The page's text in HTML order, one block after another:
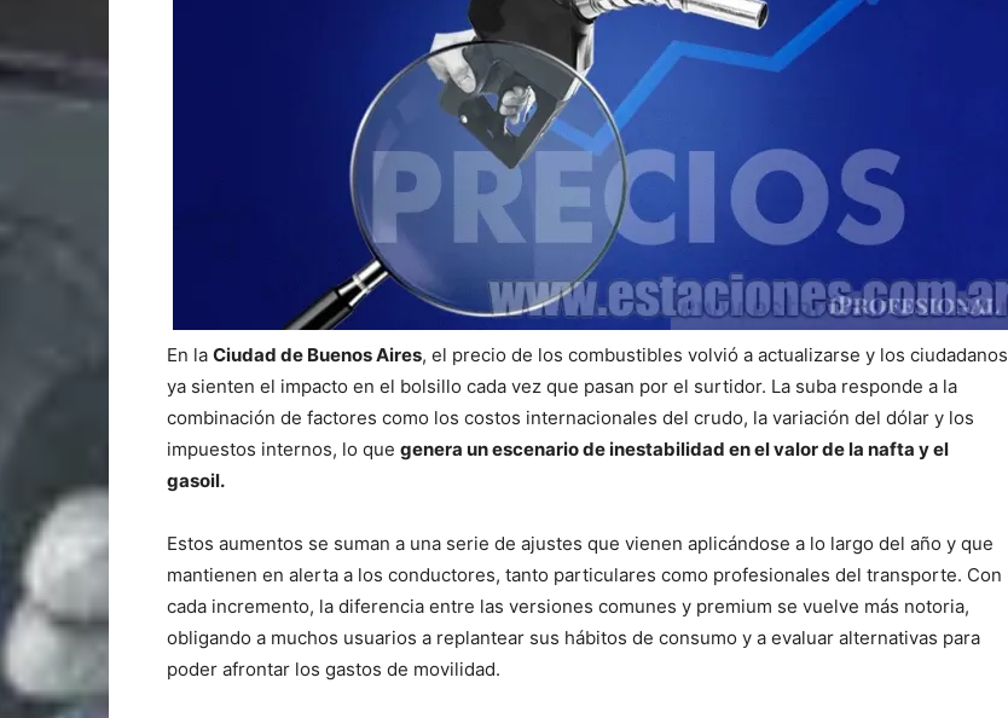
En la Ciudad de Buenos Aires, el precio de los combustibles volvió a actualizarse y los ciudadanos
ya sienten el impacto en el bolsillo cada vez que pasan por el surtidor. La suba responde a la
combinación de factores como los costos internacionales del crudo, la variación del dólar y los
impuestos internos, lo que genera un escenario de inestabilidad en el valor de la nafta y el
gasoil.
Estos aumentos se suman a una serie de ajustes que vienen aplicándose a lo largo del año y que
mantienen en alerta a los conductores, tanto particulares como profesionales del transporte. Con
cada incremento, la diferencia entre las versiones comunes y premium se vuelve más notoria,
obligando a muchos usuarios a replantear sus hábitos de consumo y a evaluar alternativas para
poder afrontar los gastos de movilidad.